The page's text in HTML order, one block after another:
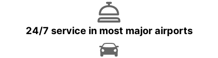
24/7 service in most major airports